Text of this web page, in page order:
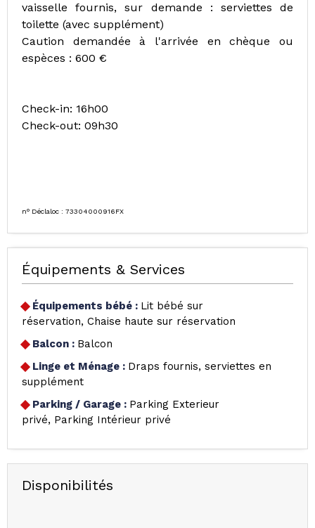
vaisselle fournis, sur demande : serviettes de
toilette (avec supplément)
Caution demandée à l'arrivée en chèque ou
espèces : 600 €
Check-in: 16h00
Check-out: 09h30
n° Déclaloc : 73304000916FX
Équipements & Services
Équipements bébé : Lit bébé sur
réservation Chaise haute sur réservation
Balcon : Balcon
Linge et Ménage : Draps fournis, serviettes en
supplément
Parking / Garage : Parking Exterieur
privé
Parking Intérieur privé
Disponibilités